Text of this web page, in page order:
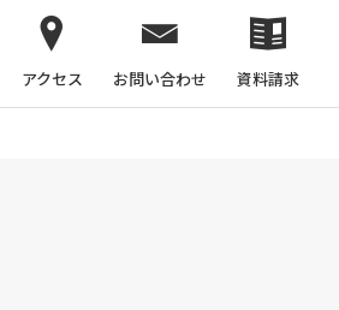
アクセス お問い合わせ 資料請求